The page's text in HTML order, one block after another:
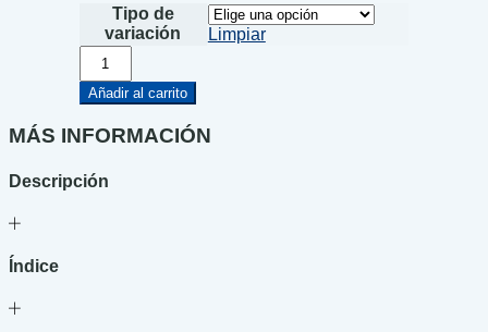
Tipo de
variación
Limpiar
Todos
somos
genios
Añadir al carrito
MÁS INFORMACIÓN
Descripción
Índice